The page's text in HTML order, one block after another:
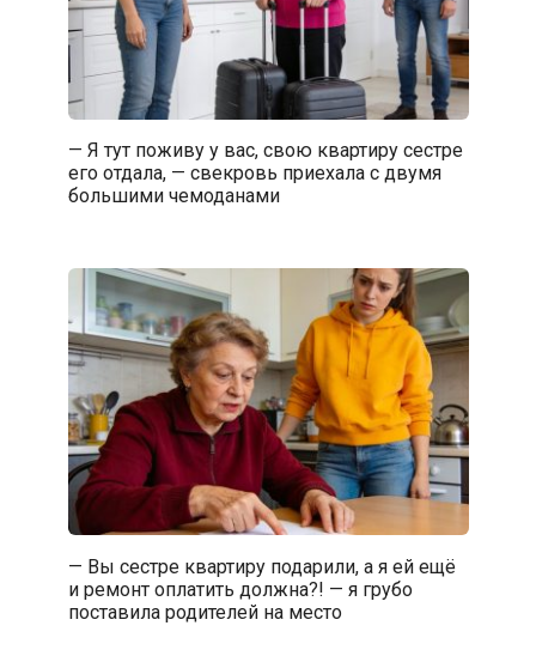
— Я тут поживу у вас, свою квартиру сестре
его отдала, — свекровь приехала с двумя
большими чемоданами
— Вы сестре квартиру подарили, а я ей ещё
и ремонт оплатить должна?! — я грубо
поставила родителей на место